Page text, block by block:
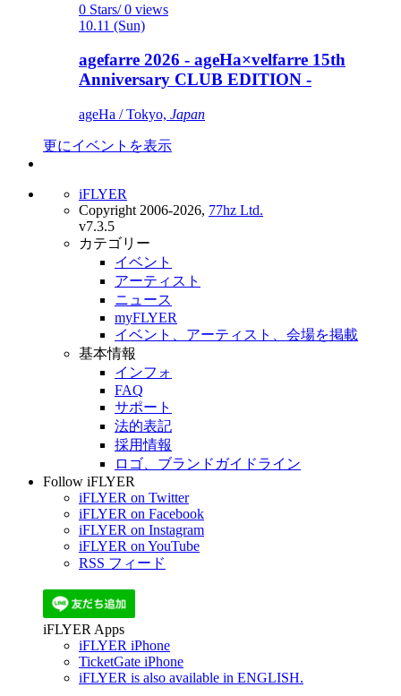
0 Stars/ 0 views
10.11 (Sun)
agefarre 2026 - ageHa×velfarre 15th
Anniversary CLUB EDITION -
ageHa / Tokyo, Japan
更にイベントを表示
iFLYER
Copyright 2006-2026, 77hz Ltd.
v7.3.5
カテゴリー
イベント
アーティスト
ニュース
myFLYER
イベント、アーティスト、会場を掲載
基本情報
インフォ
FAQ
サポート
法的表記
採用情報
ロゴ、ブランドガイドライン
Follow iFLYER
iFLYER on Twitter
iFLYER on Facebook
iFLYER on Instagram
iFLYER on YouTube
RSS フィード
iFLYER Apps
iFLYER iPhone
TicketGate iPhone
iFLYER is also available in ENGLISH.